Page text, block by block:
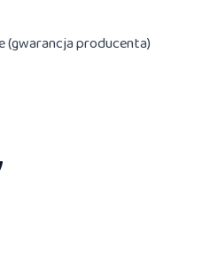
(gwarancja producenta)